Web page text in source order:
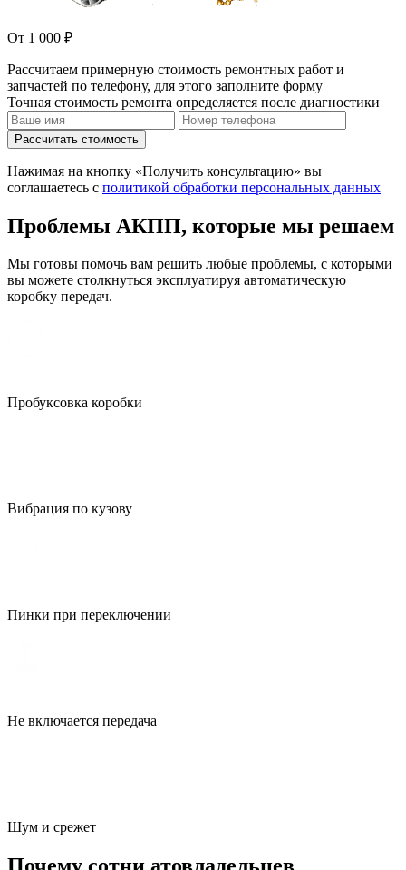
От 1 000 ₽
Рассчитаем примерную стоимость ремонтных работ и
запчастей по телефону, для этого заполните форму
Точная стоимость ремонта определяется после диагностики
Рассчитать стоимость
Нажимая на кнопку «Получить консультацию» вы
соглашаетесь с политикой обработки персональных данных
Проблемы АКПП, которые мы решаем
Мы готовы помочь вам решить любые проблемы, с которыми
вы можете столкнуться эксплуатируя автоматическую
коробку передач.
Пробуксовка коробки
Вибрация по кузову
Пинки при переключении
Не включается передача
Шум и срежет